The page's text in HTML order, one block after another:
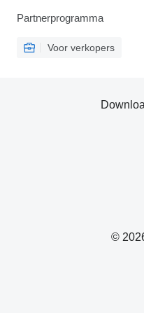
Partnerprogramma
Voor verkopers
©